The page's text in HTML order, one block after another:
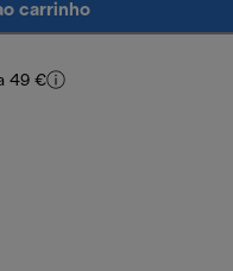
carrinho
49 €